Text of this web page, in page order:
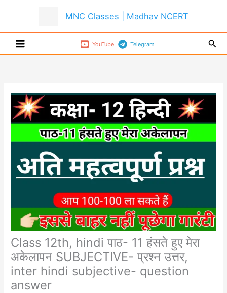
MNC Classes | Madhav NCERT
YouTube Telegram
Class 12th, hindi पाठ- 11 हंसते हुए मेरा
अकेलापन SUBJECTIVE- प्रश्न उत्तर,
inter hindi subjective- question
answer